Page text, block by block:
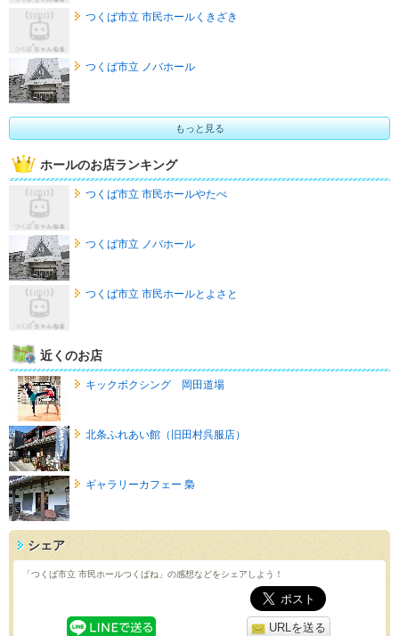
つくば市立 市民ホールくきざき
つくば市立 ノバホール
もっと見る
ホールのお店ランキング
つくば市立 市民ホールやたべ
つくば市立 ノバホール
つくば市立 市民ホールとよさと
近くのお店
キックボクシング 岡田道場
北条ふれあい館（旧田村呉服店）
ギャラリーカフェー 梟
シェア
「つくば市立 市民ホールつくばね」の感想などをシェアしよう！
URLを送る